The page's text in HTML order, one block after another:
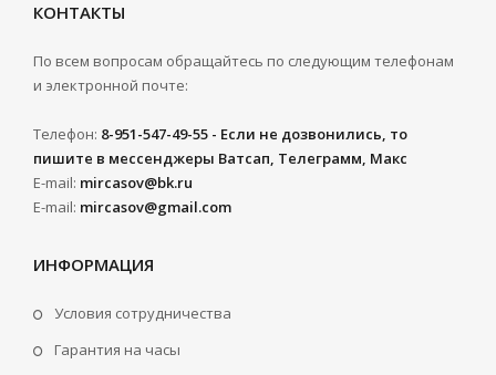
КОНТАКТЫ
По всем вопросам обращайтесь по следующим телефонам
и электронной почте:
Телефон: 8-951-547-49-55 - Если не дозвонились, то
пишите в мессенджеры Ватсап, Телеграмм, Макс
E-mail: mircasov@bk.ru
E-mail: mircasov@gmail.com
ИНФОРМАЦИЯ
Условия сотрудничества
Гарантия на часы